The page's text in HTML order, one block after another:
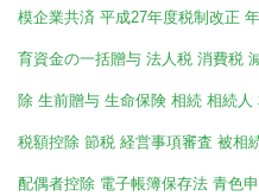
模企業共済 平成27年度税制改正
育資金の一括贈与 法人税 消費税
除 生前贈与 生命保険 相続 相続人
税額控除 節税 経営事項審査 被相
配偶者控除 電子帳簿保存法 青色